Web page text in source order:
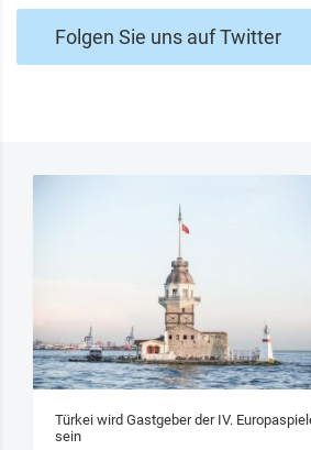
Folgen Sie uns auf Twitter
Türkei wird Gastgeber der IV.
sein